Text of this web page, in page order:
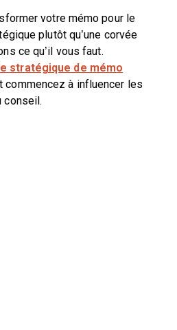
votre mémo pour le
plutôt qu’une corvée
ce qu’il vous faut.
stratégique de mémo
commencez à influencer les
conseil.